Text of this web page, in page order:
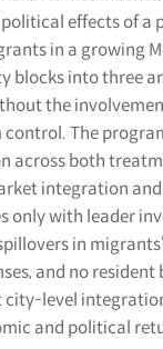
effects of a
in a growing
blocks into three
the
The
across both
integration
only with leader
in
and no resident
level
and political